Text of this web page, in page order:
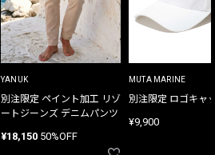
YANUK
別注限定 ペイント加工 リゾ
ートジーンズ デニムパンツ
¥18,150 50%OFF
MUTA MARINE
別注限定 ロゴキャ
¥9,900